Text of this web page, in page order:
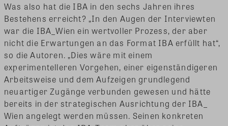
Was also hat die IBA in den sechs Jahren ihres
Bestehens erreicht? „In den Augen der Interviewten
war die IBA_Wien ein wertvoller Prozess, der aber
nicht die Erwartungen an das Format IBA erfüllt hat“,
so die Autoren. „Dies wäre mit einem
experimentelleren Vorgehen, einer eigenständigeren
Arbeitsweise und dem Aufzeigen grundlegend
neuartiger Zugänge verbunden gewesen und hätte
bereits in der strategischen Ausrichtung der IBA_
Wien angelegt werden müssen. Seinen konkreten